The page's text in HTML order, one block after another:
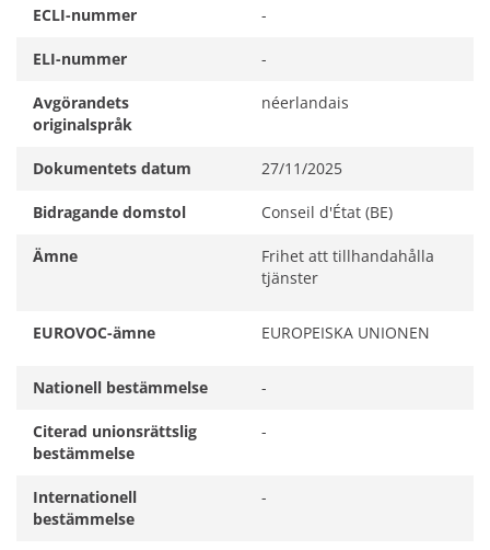
ECLI-nummer -
ELI-nummer -
Avgörandets
originalspråk
néerlandais
Dokumentets datum 27/11/2025
Bidragande domstol Conseil d'État (BE)
Ämne
Frihet att tillhandahålla
tjänster
EUROVOC-ämne EUROPEISKA UNIONEN
Nationell bestämmelse -
Citerad unionsrättslig
bestämmelse
-
Internationell
bestämmelse
-